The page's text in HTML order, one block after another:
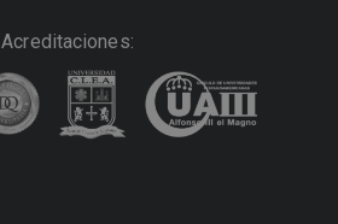
Acreditaciones: